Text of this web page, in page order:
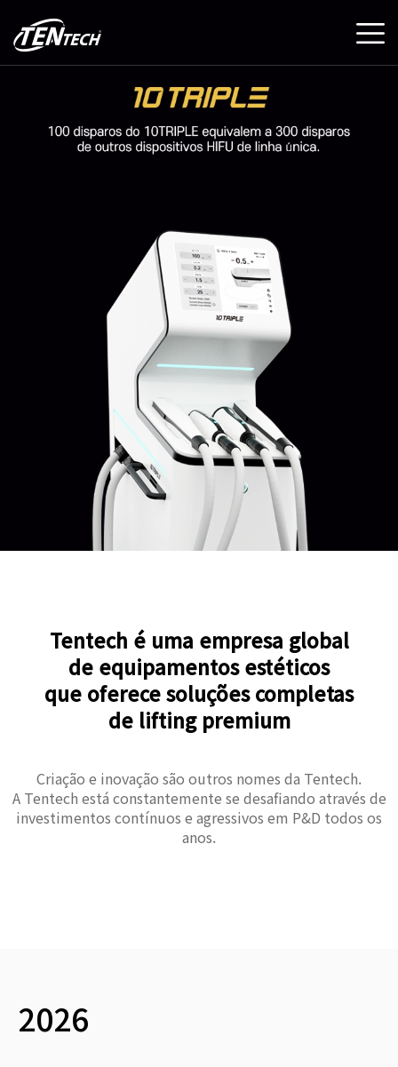
Tentech é uma empresa global
de equipamentos estéticos
que oferece soluções completas
de lifting premium
Criação e inovação são outros nomes da Tentech.
A Tentech está constantemente se desafiando através de
investimentos contínuos e agressivos em P&D todos os
anos.
2026